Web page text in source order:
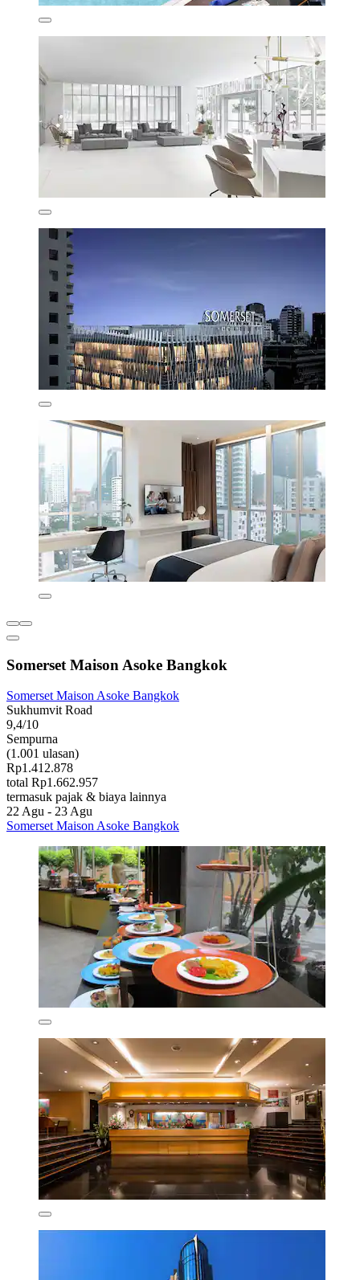
Somerset Maison Asoke Bangkok
Somerset Maison Asoke Bangkok
Sukhumvit Road
9,4/10
Sempurna
(1.001 ulasan)
Rp1.412.878
total Rp1.662.957
termasuk pajak & biaya lainnya
22 Agu - 23 Agu
Somerset Maison Asoke Bangkok